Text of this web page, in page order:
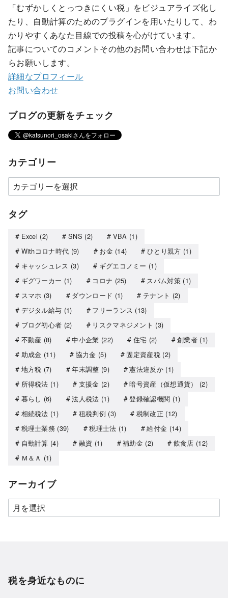
「むずかしくとっつきにくい税」をビジュアライズ化し
たり、自動計算のためのプラグインを用いたりして、わ
かりやすくあなた目線での投稿を心がけています。
記事についてのコメントその他のお問い合わせは下記か
らお願いします。
詳細なプロフィール
お問い合わせ
ブログの更新をチェック
カテゴリー
タグ
Excel (2) SNS (2) VBA (1)
Withコロナ時代 (9) お金(14) ひとり親方 (1)
キャッシュレス (3) ギグエコノミー (1)
ギグワーカー (1) コロナ (25) スパム対策(1)
スマホ (3) ダウンロード (1) テナント (2)
デジタル給与 (1) フリーランス (13)
ブログ初心者 (2) リスクマネジメント (3)
不動産 (8) 中小企業 (22) 住宅 (2) 創業者 (1)
助成金 (11) 協力金 (5) 固定資産税(2)
地方税 (7) 年末調整 (9) 憲法違反か(1)
所得税法 (1) 支援金 (2) 暗号資産（仮想通貨）
(2)
暮らし (6) 法人税法 (1) 登録確認機関 (1)
相続税法 (1) 租税判例 (3) 税制改正 (12)
税理士業務 (39) 税理士法 (1) 給付金 (14)
自動計算 (4) 融資 (1) 補助金 (2) 飲食店 (12)
Ｍ＆Ａ (1)
アーカイブ
税を身近なものに